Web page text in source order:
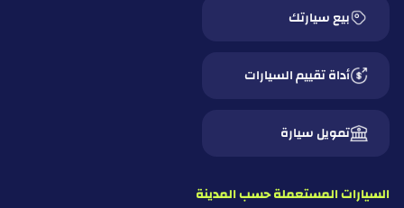
بيع سيارتك
أداة تقييم السيارات
تمويل سيارة
السيارات المستعملة حسب المدينة